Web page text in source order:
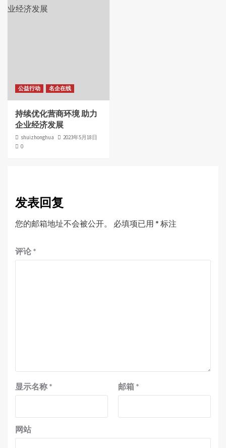
公益行动 名企在线
持续优化营商环境 助力
企业经济发展
shuizhonghua
2023年5月18日
0
发表回复
您的邮箱地址不会被公开。 必填项已用 * 标注
评论 *
显示名称 * 邮箱 *
网站